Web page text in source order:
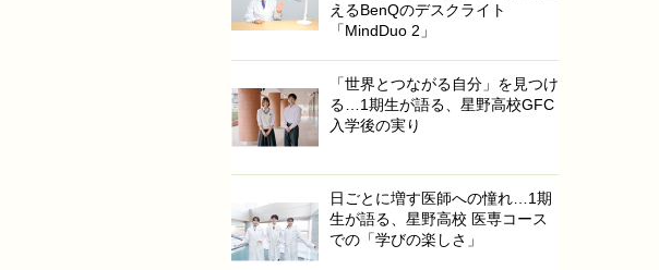
えるBenQのデスクライト
「MindDuo 2」
「世界とつながる自分」を見つけ
る…1期生が語る、星野高校GFC
入学後の実り
日ごとに増す医師への憧れ…1期
生が語る、星野高校 医専コース
での「学びの楽しさ」